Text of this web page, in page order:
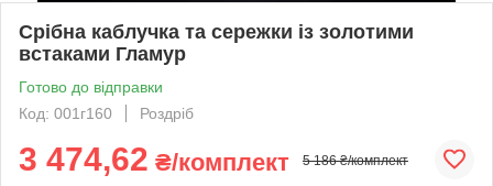
Срібна каблучка та сережки із золотими
встаками Гламур
Готово до відправки
Код: 001г160
Роздріб
3 474,62 ₴/комплект 5 186 ₴/комплект